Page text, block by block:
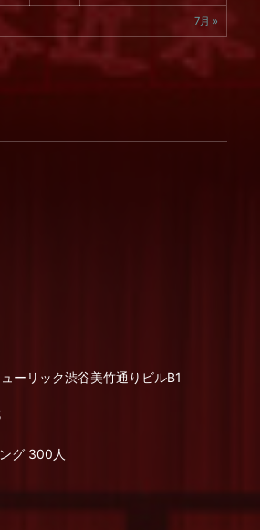
7月 »
ーリック渋谷美竹通りビルB1
グ 300人